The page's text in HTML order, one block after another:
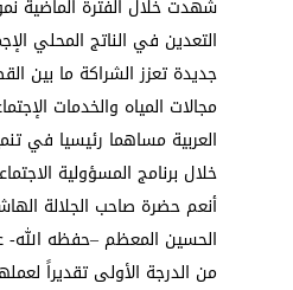
شهدت خلال الفترة الماضية
التعدين في الناتج المحلي
جديدة تعزز الشراكة ما بين
مجالات المياه والخدمات
العربية مساهما رئيسيا في
خلال برنامج المسؤولية
أنعم حضرة صاحب الجلالة
الحسين المعظم –حفظه الله-
من الدرجة الأولى تقديراً